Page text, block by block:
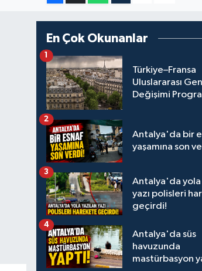
En Çok Okunanlar
Türkiye–Fransa
Uluslararası
Değişimi
1
Antalya'da bir
yaşamına son
2
Antalya'da yola
yazı polisleri
geçirdi!
3
Antalya'da süs
havuzunda
mastürbasyon
4